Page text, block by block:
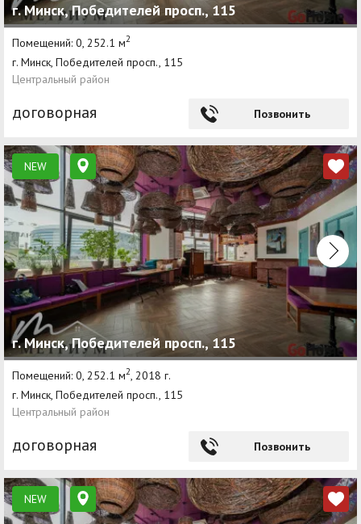
г. Минск, Победителей просп., 115
Помещений: 0, 252.1 м2
г. Минск, Победителей просп., 115
Центральный район
договорная Позвонить
NEW
г. Минск, Победителей просп., 115
Помещений: 0, 252.1 м2, 2018 г.
г. Минск, Победителей просп., 115
Центральный район
договорная Позвонить
NEW